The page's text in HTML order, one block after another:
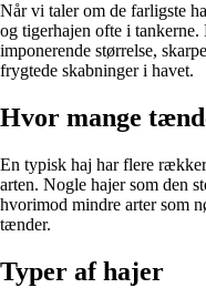
Når vi taler om de farligste
og tigerhajen ofte i
imponerende størrelse,
frygtede skabninger i havet.
Hvor mange
En typisk haj har flere
arten. Nogle hajer som den
hvorimod mindre arter som
tænder.
Typer af hajer